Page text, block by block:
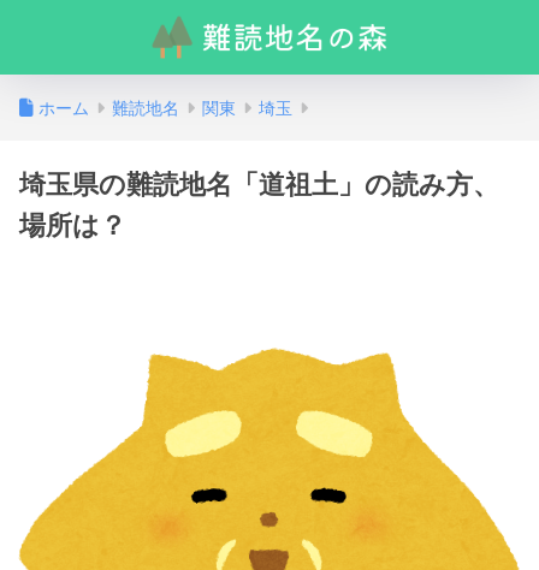
ホーム 難読地名 関東 埼玉
埼玉県の難読地名「道祖土」の読み方、
場所は？